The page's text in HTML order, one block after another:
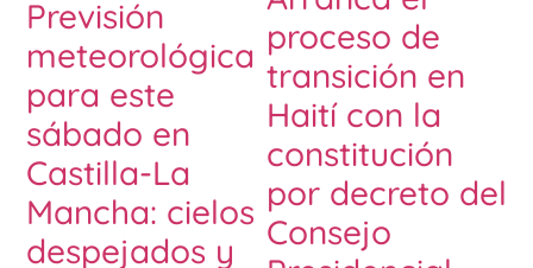
Previsión
meteorológica
para este
sábado en
Castilla-La
Mancha: cielos
despejados y
proceso de
transición en
Haití con la
constitución
por decreto del
Consejo